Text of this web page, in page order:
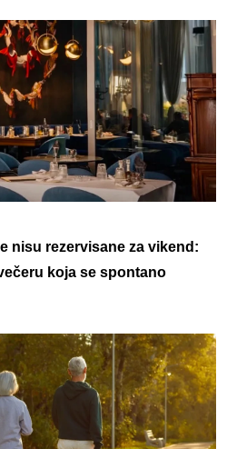
nisu rezervisane za vikend:
koja se spontano